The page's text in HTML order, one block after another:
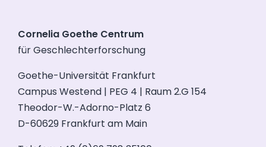
Cornelia Goethe Centrum
für Geschlechterforschung
Goethe-Universität Frankfurt
Campus Westend | PEG 4 | Raum 2.G 154
Theodor-W.-Adorno-Platz 6
D-60629 Frankfurt am Main